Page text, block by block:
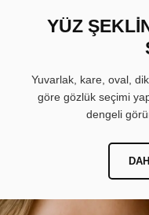
YÜZ
Yuvarlak, kare, oval,
göre gözlük seçimi
dengeli